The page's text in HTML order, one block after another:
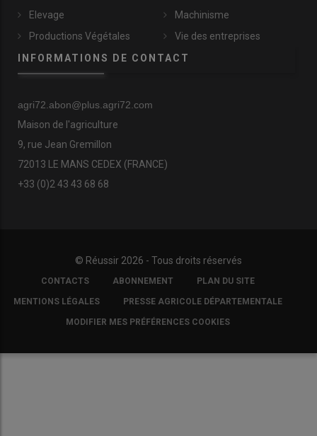
Elevage
Productions Végétales
Machinisme
Vie des entreprises
INFORMATIONS DE CONTACT
agri72.abon@plus.agri72.com
Maison de l'agriculture
9, rue Jean Gremillon
72013 LE MANS CEDEX (FRANCE)
+33 (0)2 43 43 68 68
© Réussir 2026 - Tous droits réservés
FOOTER
COPYRIGHT
CONTACTS ABONNEMENT PLAN DU SITE
MENTIONS LÉGALES PRESSE AGRICOLE DÉPARTEMENTALE
MODIFIER MES PRÉFÉRENCES COOKIES